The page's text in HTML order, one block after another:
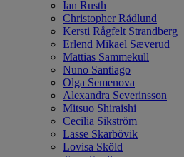
Ian Rusth
Christopher Rådlund
Kersti Rågfelt Strandberg
Erlend Mikael Sæverud
Mattias Sammekull
Nuno Santiago
Olga Semenova
Alexandra Severinsson
Mitsuo Shiraishi
Cecilia Sikström
Lasse Skarbövik
Lovisa Sköld